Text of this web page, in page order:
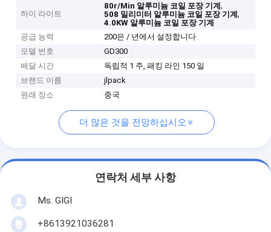
하이 라이트
80r/Min 알루미늄 코일 포장 기계,
508 밀리미터 알루미늄 코일 포장 기계,
4.0KW 알루미늄 코일 포장 기계
공급 능력
200은 / 년에서 설정합니다
모델 번호
GD300
배달 시간
독립적 1 주, 패킹 라인 150 일
브랜드 이름
jlpack
원래 장소
중국
더 많은 것을 전망하십시오
연락처 세부 사항
Ms. GIGI
+8613921036281